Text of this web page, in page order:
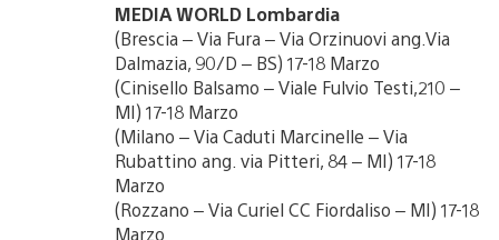
MEDIA WORLD Lombardia
(Brescia – Via Fura – Via Orzinuovi ang.Via
Dalmazia, 90/D – BS) 17-18 Marzo
(Cinisello Balsamo – Viale Fulvio Testi,210 –
MI) 17-18 Marzo
(Milano – Via Caduti Marcinelle – Via
Rubattino ang. via Pitteri, 84 – MI) 17-18
Marzo
(Rozzano – Via Curiel CC Fiordaliso – MI) 17-18
Marzo